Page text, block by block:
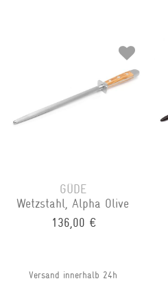
GÜDE
Wetzstahl, Alpha Olive
136,00 €
Versand innerhalb 24h